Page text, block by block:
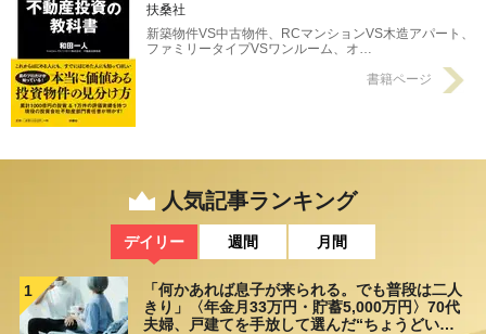
扶桑社
新築物件VS中古物件、RCマンションVS木造アパート、
ファミリータイプVSワンルーム、オ…
書籍ページ
人気記事ランキング
デイリー 週間 月間
1
「何かあれば息子が来られる。でも普段は二人
きり」〈年金月33万円・貯蓄5,000万円〉70代
夫婦、戸建てを手放して選んだ“ちょうどいい